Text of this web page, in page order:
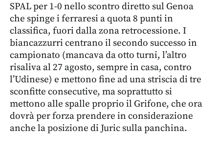
SPAL per 1-0 nello scontro diretto sul Genoa
che spinge i ferraresi a quota 8 punti in
classifica, fuori dalla zona retrocessione. I
biancazzurri centrano il secondo successo in
campionato (mancava da otto turni, l’altro
risaliva al 27 agosto, sempre in casa, contro
l’Udinese) e mettono fine ad una striscia di tre
sconfitte consecutive, ma soprattutto si
mettono alle spalle proprio il Grifone, che ora
dovrà per forza prendere in considerazione
anche la posizione di Juric sulla panchina.